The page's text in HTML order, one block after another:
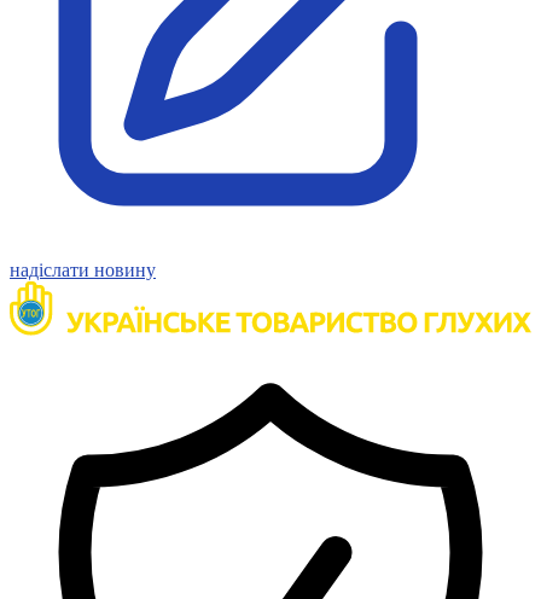
Законодавство
Декларації
Документи ВФГ
Міжнародні документи
надіслати новину